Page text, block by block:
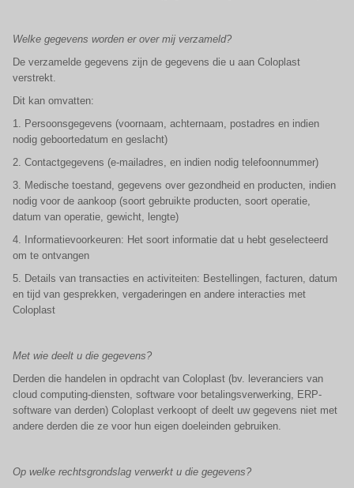
Welke gegevens worden er over mij verzameld?
De verzamelde gegevens zijn de gegevens die u aan Coloplast
verstrekt.
Dit kan omvatten:
1. Persoonsgegevens (voornaam, achternaam, postadres en indien
nodig geboortedatum en geslacht)
2. Contactgegevens (e-mailadres, en indien nodig telefoonnummer)
3. Medische toestand, gegevens over gezondheid en producten, indien
nodig voor de aankoop (soort gebruikte producten, soort operatie,
datum van operatie, gewicht, lengte)
4. Informatievoorkeuren: Het soort informatie dat u hebt geselecteerd
om te ontvangen
5. Details van transacties en activiteiten: Bestellingen, facturen, datum
en tijd van gesprekken, vergaderingen en andere interacties met
Coloplast
Met wie deelt u die gegevens?
Derden die handelen in opdracht van Coloplast (bv. leveranciers van
cloud computing-diensten, software voor betalingsverwerking, ERP-
software van derden) Coloplast verkoopt of deelt uw gegevens niet met
andere derden die ze voor hun eigen doeleinden gebruiken.
Op welke rechtsgrondslag verwerkt u die gegevens?